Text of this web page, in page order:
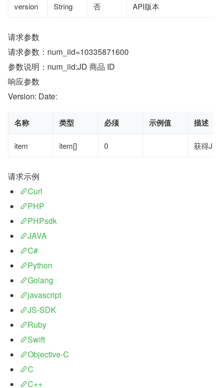
version String 否 API版本
请求参数
请求参数：num_iid=10335871600
参数说明：num_iid:JD 商品 ID
响应参数
Version: Date:
名称 类型 必须 示例值 描述
item item[] 0 获得JD
请求示例
Curl
PHP
PHPsdk
JAVA
C#
Python
Golang
javascript
JS-SDK
Ruby
Swift
Objective-C
C
C++